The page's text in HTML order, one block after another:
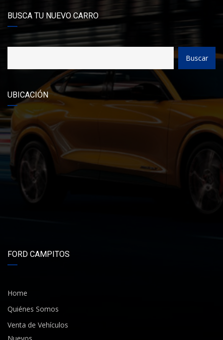
BUSCA TU NUEVO CARRO
Buscar
UBICACIÓN
FORD CAMPITOS
Home
Quiénes Somos
Venta de Vehículos